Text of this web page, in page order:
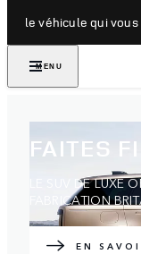
le véhicule qui
MENU
FAITES
LE SUV DE LUXE
FABRICATION
EN